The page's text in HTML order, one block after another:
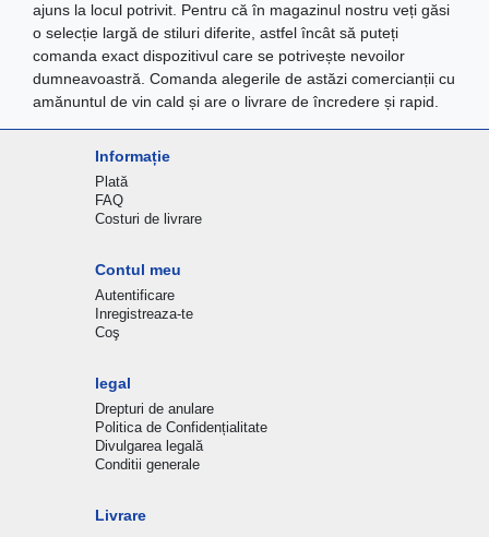
ajuns la locul potrivit. Pentru că în magazinul nostru veți găsi
o selecție largă de stiluri diferite, astfel încât să puteți
comanda exact dispozitivul care se potrivește nevoilor
dumneavoastră. Comanda alegerile de astăzi comercianții cu
amănuntul de vin cald și are o livrare de încredere și rapid.
Informație
Plată
FAQ
Costuri de livrare
Contul meu
Autentificare
Inregistreaza-te
Coş
legal
Drepturi de anulare
Politica de Confidențialitate
Divulgarea legală
Conditii generale
Livrare